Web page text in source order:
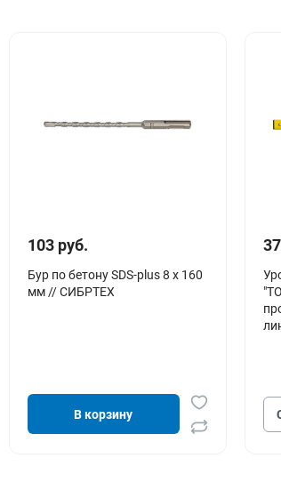
103 руб.
Бур по бетону SDS-plus 8 х 160
мм // СИБРТЕХ
В корзину